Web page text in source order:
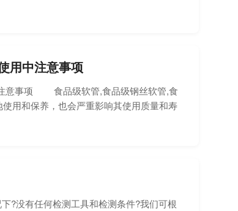
用中注意事项
意事项 食品级软管,食品级钢丝软管,食
用和保养，也会严重影响其使用质量和寿
有任何检测工具和检测条件?我们可根